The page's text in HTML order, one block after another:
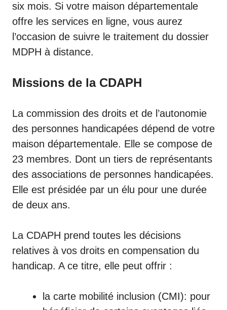
six mois. Si votre maison départementale
offre les services en ligne, vous aurez
l’occasion de suivre le traitement du dossier
MDPH à distance.
Missions de la CDAPH
La commission des droits et de l’autonomie
des personnes handicapées dépend de votre
maison départementale. Elle se compose de
23 membres. Dont un tiers de représentants
des associations de personnes handicapées.
Elle est présidée par un élu pour une durée
de deux ans.
La CDAPH prend toutes les décisions
relatives à vos droits en compensation du
handicap. A ce titre, elle peut offrir :
la carte mobilité inclusion (CMI): pour